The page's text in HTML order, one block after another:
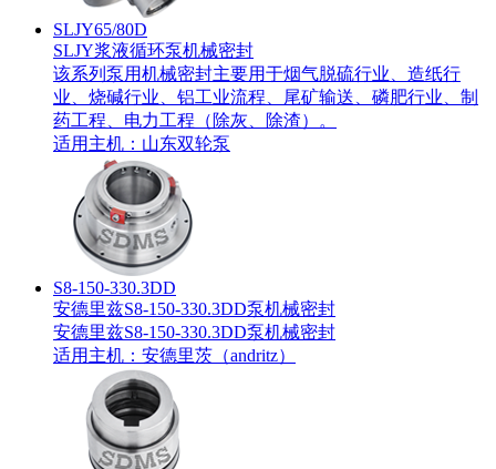
SLJY65/80D
SLJY浆液循环泵机械密封
该系列泵用机械密封主要用于烟气脱硫行业、造纸行
业、烧碱行业、铝工业流程、尾矿输送、磷肥行业、制
药工程、电力工程（除灰、除渣）。
适用主机： 山东双轮泵
S8-150-330.3DD
安德里兹S8-150-330.3DD泵机械密封
安德里兹S8-150-330.3DD泵机械密封
适用主机： 安德里茨（andritz）